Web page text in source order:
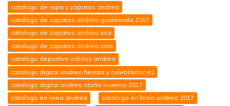
catalogo de ropa y zapatos andrea
catalogo de zapatos andrea guatemala 2017
catalogo de zapatos andrea usa
catalogo de zapatos andrea.com
catalogo deportivo adidas andrea
catalogo digital andrea fiestas y celebraciones
catalogo digital andrea otoño invierno 2017
catalogo en linea andrea
catalogo en linea andrea 2017